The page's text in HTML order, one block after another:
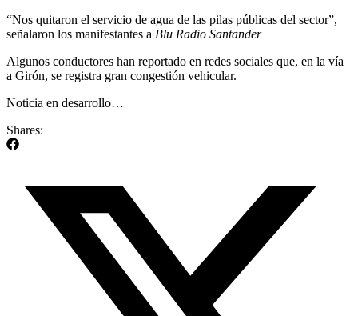
“Nos quitaron el servicio de agua de las pilas públicas del sector”,
señalaron los manifestantes a Blu Radio Santander
Algunos conductores han reportado en redes sociales que, en la vía
a Girón, se registra gran congestión vehicular.
Noticia en desarrollo…
Shares: